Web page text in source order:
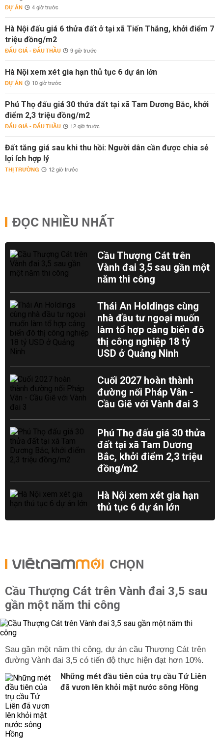
DỰ ÁN 4 giờ trước
Hà Nội đấu giá 6 thửa đất ở tại xã Tiến Thắng, khởi điểm 7
triệu đồng/m2
ĐẤU GIÁ - ĐẤU THẦU 9 giờ trước
Hà Nội xem xét gia hạn thủ tục 6 dự án lớn
DỰ ÁN 10 giờ trước
Phú Thọ đấu giá 30 thửa đất tại xã Tam Dương Bắc, khởi
điểm 2,3 triệu đồng/m2
ĐẤU GIÁ - ĐẤU THẦU 12 giờ trước
Đất tăng giá sau khi thu hồi: Người dân cần được chia sẻ
lợi ích hợp lý
THỊ TRƯỜNG 12 giờ trước
ĐỌC NHIỀU NHẤT
Cầu Thượng Cát trên
Vành đai 3,5 sau gần một
năm thi công
Thái An Holdings cùng
nhà đầu tư ngoại muốn
làm tổ hợp cảng biển đô
thị công nghiệp 18 tỷ
USD ở Quảng Ninh
Cuối 2027 hoàn thành
đường nối Pháp Vân -
Cầu Giẽ với Vành đai 3
Phú Thọ đấu giá 30 thửa
đất tại xã Tam Dương
Bắc, khởi điểm 2,3 triệu
đồng/m2
Hà Nội xem xét gia hạn
thủ tục 6 dự án lớn
CHỌN
Cầu Thượng Cát trên Vành đai 3,5 sau
gần một năm thi công
Sau gần một năm thi công, dự án cầu Thượng Cát trên
đường Vành đai 3,5 có tiến độ thực hiện đạt hơn 10%.
Những mét đầu tiên của trụ cầu Tứ Liên
đã vươn lên khỏi mặt nước sông Hồng